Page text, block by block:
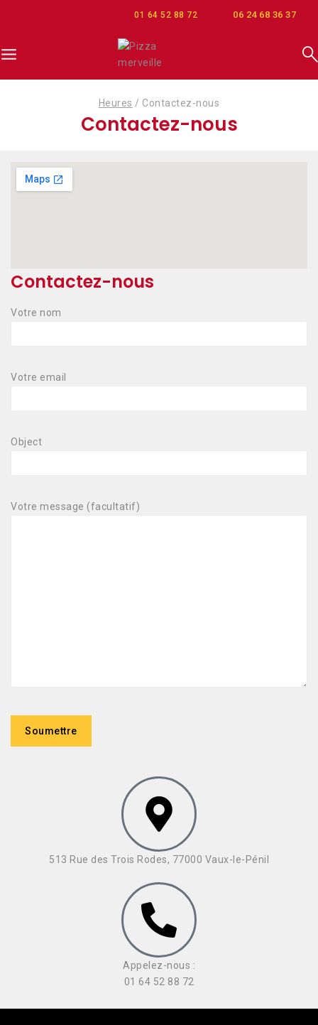
01 64 52 88 72 06 24 68 36 37
Heures / Contactez-nous
Contactez-nous
Contactez-nous
Votre nom
Votre email
Object
Votre message (facultatif)
513 Rue des Trois Rodes, 77000 Vaux-le-Pénil
Appelez-nous :
01 64 52 88 72